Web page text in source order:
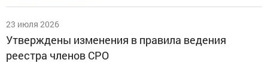
23 июля 2026
Утверждены изменения в правила ведения
реестра членов СРО